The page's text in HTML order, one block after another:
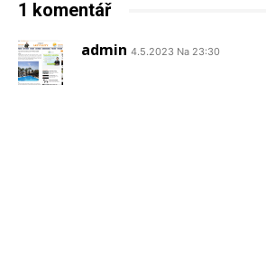
1 komentář
admin 4.5.2023 Na 23:30